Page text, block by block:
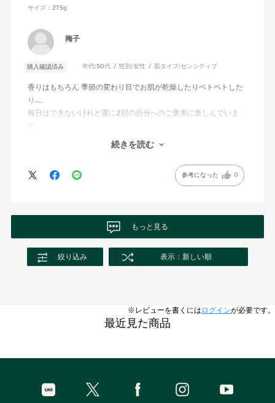
サイズ：275g
梅子
購入確認済み 年代: 50代 性別:女性 肌タイプ:センシティブ
香りはもちろん 季節の変わり目でお肌が乾燥したりベトベトした
り…。
毎日はできないけれど週に2回の自分へのご褒美に楽しんでいま
量もたっぷり入っていて娘と二人で使っていますが かなり持ちそ
乳化しないように気をつければ(水を入れなければ)相当ご褒美味わ
えそうです。
だから親子共々ずっとお世話になっております。
続きを読む
参考になった 0
もっと見る
絞り込み 表示：新しい順
※レビューを書くには ログインが必要です。
最近見た商品